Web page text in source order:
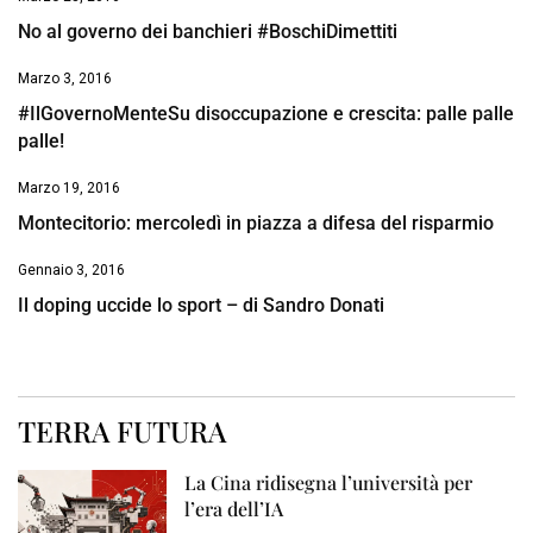
No al governo dei banchieri #BoschiDimettiti
Marzo 3, 2016
#IlGovernoMenteSu disoccupazione e crescita: palle palle
palle!
Marzo 19, 2016
Montecitorio: mercoledì in piazza a difesa del risparmio
Gennaio 3, 2016
Il doping uccide lo sport – di Sandro Donati
TERRA FUTURA
La Cina ridisegna l’università per
l’era dell’IA